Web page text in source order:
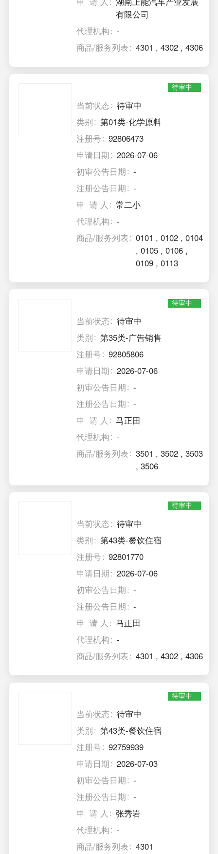
有限公司
代理机构
-
商品/服务列表
4301 ,4302 ,4306
待审中
当前状态
待审中
类别
第01类-化学原料
注册号
92806473
申请日期
2026-07-06
初审公告日期
-
注册公告日期
-
申 请 人
常二小
代理机构
-
商品/服务列表
0101 ,0102 ,0104
,0105 ,0106 ,
0109 ,0113
待审中
当前状态
待审中
类别
第35类-广告销售
注册号
92805806
申请日期
2026-07-06
初审公告日期
-
注册公告日期
-
申 请 人
马正田
代理机构
-
商品/服务列表
3501 ,3502 ,3503
,3506
待审中
当前状态
待审中
类别
第43类-餐饮住宿
注册号
92801770
申请日期
2026-07-06
初审公告日期
-
注册公告日期
-
申 请 人
马正田
代理机构
-
商品/服务列表
4301 ,4302 ,4306
待审中
当前状态
待审中
类别
第43类-餐饮住宿
注册号
92759939
申请日期
2026-07-03
初审公告日期
-
注册公告日期
-
申 请 人
张秀岩
代理机构
-
商品/服务列表
4301